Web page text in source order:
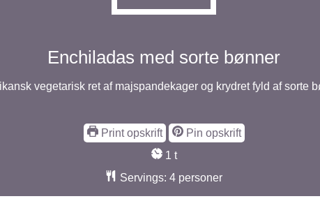
Enchiladas med sorte bønner
vegetarisk ret af majspandekager og krydret fyld af sorte
Print opskrift
Pin opskrift
1 time
t
Servings: 4 personer